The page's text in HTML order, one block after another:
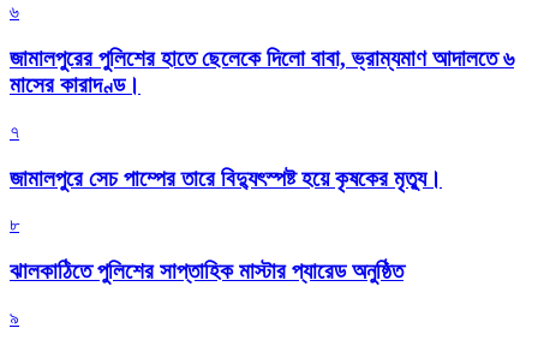
৬
জামালপুরের পুলিশের হাতে ছেলেকে দিলো বাবা, ভ্রাম্যমাণ আদালতে ৬
মাসের কারাদণ্ড।
৭
জামালপুরে সেচ পাম্পের তারে বিদ্যুৎস্পষ্ট হয়ে কৃষকের মৃত্যু।
৮
‎ঝালকাঠিতে পুলিশের সাপ্তাহিক মাস্টার প্যারেড অনুষ্ঠিত
৯